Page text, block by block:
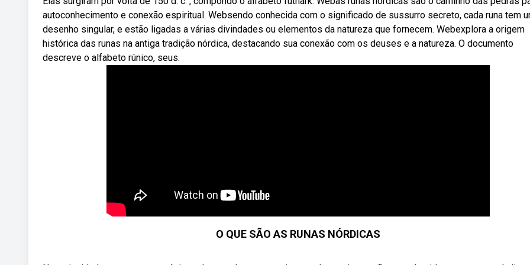
autoconhecimento e conexão espiritual. Websendo conhecida com o significado de sussurro secreto, cada runa tem
desenho singular, e estão ligadas a várias divindades ou elementos da natureza que fornecem. Webexplora a origem
histórica das runas na antiga tradição nórdica, destacando sua conexão com os deuses e a natureza. O documento
descreve o alfabeto rúnico, seus.
O QUE SÃO AS RUNAS NÓRDICAS